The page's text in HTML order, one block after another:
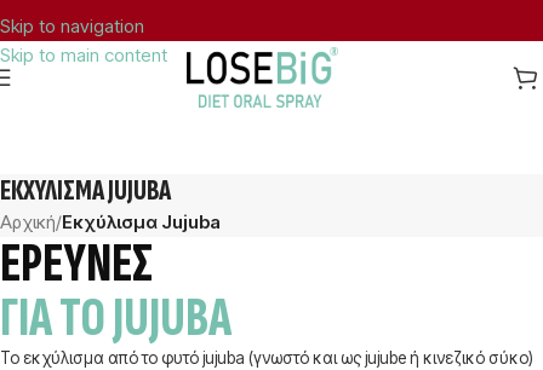
Skip to navigation
Skip to main content
ΔΩΡΕΑΝ ΜΕΤΑΦΟΡΙΚΑ ΣΤΗΝ ΕΛΛΑΔΑ ΓΙΑ ΠΑΡΑΓΓΕΛΙΕΣ ΑΝΩ ΤΩΝ 40€.
ΕΚΧΎΛΙΣΜΑ JUJUBA
Αρχική/Εκχύλισμα Jujuba
ΕΡΕΥΝΕΣ
ΓΙΑ ΤΟ JUJUBA
Το εκχύλισμα από το φυτό jujuba (γνωστό και ως jujube ή κινεζικό σύκο)